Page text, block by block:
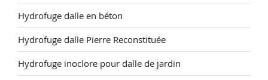
Hydrofuge dalle en béton
Hydrofuge dalle Pierre Reconstituée
Hydrofuge inoclore pour dalle de jardin